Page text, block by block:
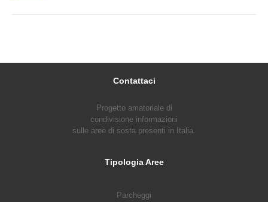
Contattaci
Progetto amatoriale di
condivisione informazioni
sulle aree di sosta presenti in Italia.
Tipologia Aree
Parcheggi